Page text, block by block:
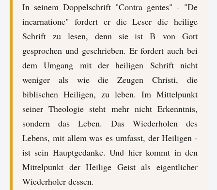
In seinem Doppelschrift "Contra gentes" - "De
incarnatione" fordert er die Leser die heilige
Schrift zu lesen, denn sie ist В von Gott
gesprochen und geschrieben. Er fordert auch bei
dem Umgang mit der heiligen Schrift nicht
weniger als wie die Zeugen Christi, die
biblischen Heiligen, zu leben. Im Mittelpunkt
seiner Theologie steht mehr nicht Erkenntnis,
sondern das Leben. Das Wiederholen des
Lebens, mit allem was es umfasst, der Heiligen -
ist sein Hauptgedanke. Und hier kommt in den
Mittelpunkt der Heilige Geist als eigentlicher
Wiederholer dessen.